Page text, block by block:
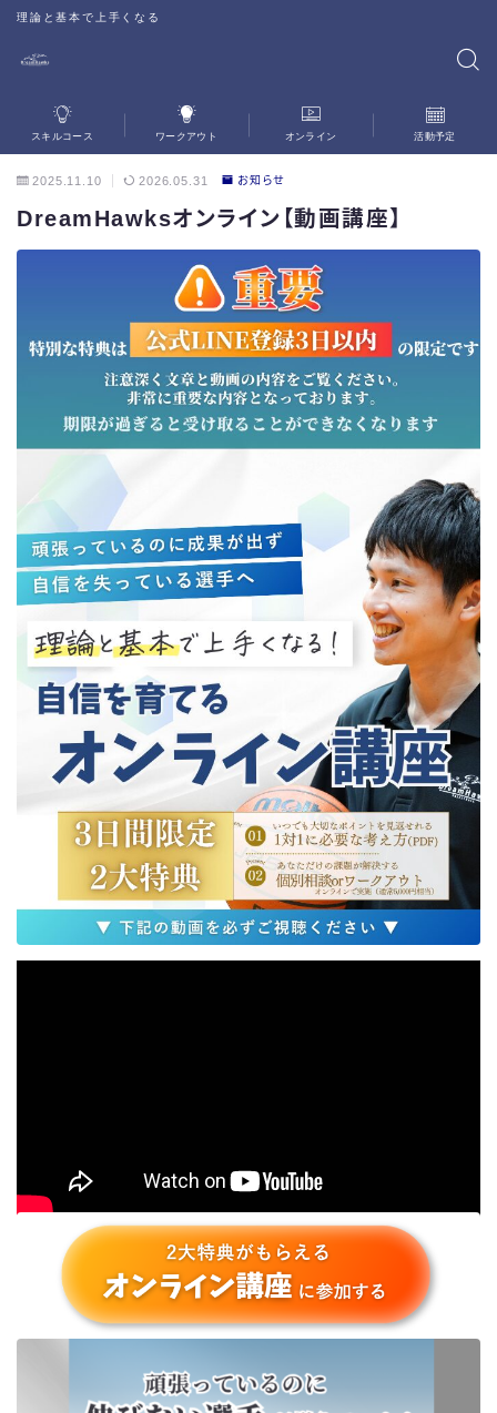
理論と基本で上手くなる
スキルコース ワークアウト オンライン 活動予定
2025.11.10 2026.05.31 お知らせ
DreamHawksオンライン【動画講座】